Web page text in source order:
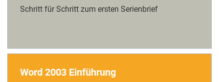
Schritt für Schritt zum ersten Serienbrief
Word 2003 Einführung